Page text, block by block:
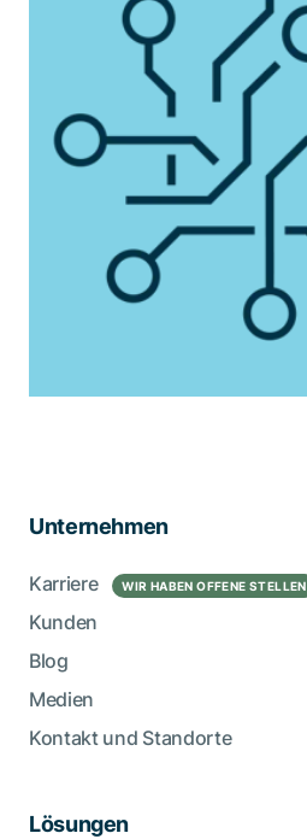
Unternehmen
Karriere WIR HABEN OFFENE STELLEN
Kunden
Blog
Medien
Kontakt und Standorte
Lösungen